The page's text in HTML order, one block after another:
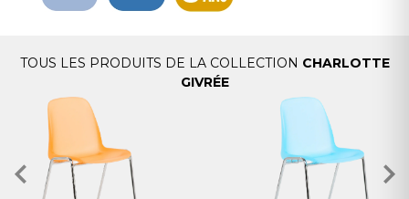
TOUS LES PRODUITS DE LA COLLECTION CHARLOTTE
GIVRÉE